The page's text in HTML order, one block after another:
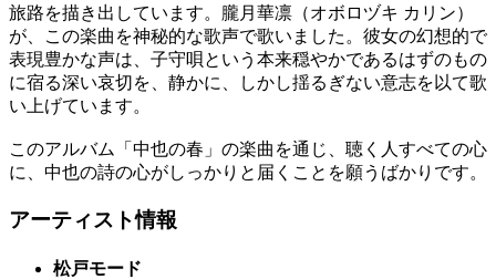
旅路を描き出しています。朧月華凛（オボロヅキ カリン）
が、この楽曲を神秘的な歌声で歌いました。彼女の幻想的で
表現豊かな声は、子守唄という本来穏やかであるはずのもの
に宿る深い哀切を、静かに、しかし揺るぎない意志を以て歌
い上げています。
このアルバム「中也の春」の楽曲を通じ、聴く人すべての心
に、中也の詩の心がしっかりと届くことを願うばかりです。
アーティスト情報
松戸モード